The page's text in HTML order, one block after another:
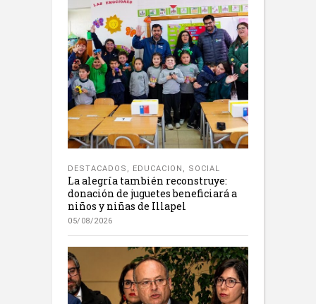
DESTACADOS , EDUCACION , SOCIAL
La alegría también reconstruye:
donación de juguetes beneficiará a
niños y niñas de Illapel
05/08/2026